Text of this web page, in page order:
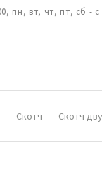
пн, вт, чт, пт, сб - с
Скотч Скотч